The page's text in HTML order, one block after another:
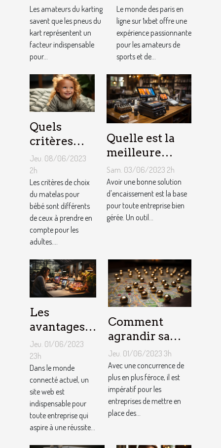
ajustement
de la
pression des
pneus de
Kart ?
Les amateurs du karting
savent que les pneus du
kart représentent un
facteur indispensable
pour...
au jeu
1XBET ?
Le monde des paris en
ligne sur 1xbet offre une
expérience passionnante
pour les amateurs de
sports et de...
Quels
critères
pour
choisir un
matelas de
bébé ?
Jeu. 08/06/2023
2h
Les critères de choix
du matelas pour
bébé sont différents
de ceux à prendre en
compte pour les
adultes....
Quelle est la
meilleure
solution
d'encaissement
pour votre
entreprise ?
Sam. 03/06/2023 2h
Avoir une bonne solution
d'encaissement est la base
pour toute entreprise bien
gérée. Un outil...
Les
avantages
de faire
appel à un
spécialiste
de
conception
de site web
Jeu. 01/06/2023
23h
Dans le monde
connecté actuel, un
site web est
indispensable pour
toute entreprise qui
aspire à une réussite...
Comment
agrandir sa
notoriété
locale et
fidéliser sa
clientèle grâce
aux outils du
référencement
Jeu. 01/06/2023 3h
Avec une concurrence de
plus en plus féroce, il est
impératif pour les
entreprises de mettre en
place des...